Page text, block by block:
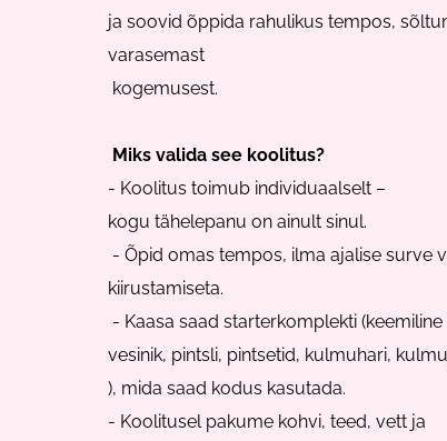
ja soovid õppida rahulikus tempos,
varasemast
kogemusest.
Miks valida see koolitus?
- Koolitus toimub individuaalselt –
kogu tähelepanu on ainult sinul.
- Õpid omas tempos, ilma ajalise surve
kiirustamiseta.
- Kaasa saad starterkomplekti (keemiline
vesinik, pintsli, pintsetid, kulmuhari,
), mida saad kodus kasutada.
- Koolitusel pakume kohvi, teed, vett ja